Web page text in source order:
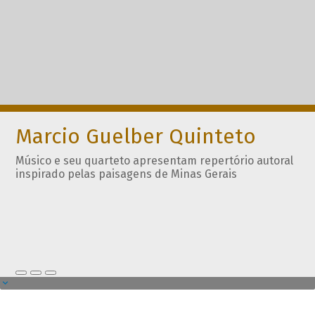
Marcio Guelber Quinteto
Músico e seu quarteto apresentam repertório autoral
inspirado pelas paisagens de Minas Gerais